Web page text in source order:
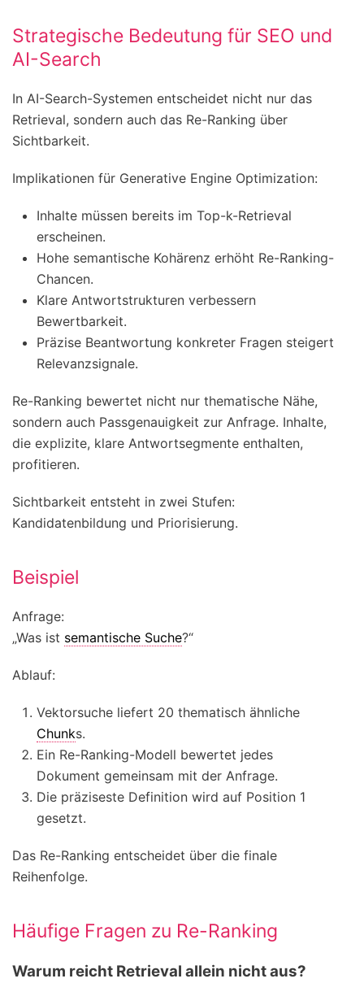
Strategische Bedeutung für SEO und
AI-Search
In AI-Search-Systemen entscheidet nicht nur das
Retrieval, sondern auch das Re-Ranking über
Sichtbarkeit.
Implikationen für Generative Engine Optimization:
Inhalte müssen bereits im Top-k-Retrieval
erscheinen.
Hohe semantische Kohärenz erhöht Re-Ranking-
Chancen.
Klare Antwortstrukturen verbessern
Bewertbarkeit.
Präzise Beantwortung konkreter Fragen steigert
Relevanzsignale.
Re-Ranking bewertet nicht nur thematische Nähe,
sondern auch Passgenauigkeit zur Anfrage. Inhalte,
die explizite, klare Antwortsegmente enthalten,
profitieren.
Sichtbarkeit entsteht in zwei Stufen:
Kandidatenbildung und Priorisierung.
Beispiel
Anfrage:
„Was ist semantische Suche?“
Ablauf:
Vektorsuche liefert 20 thematisch ähnliche
Chunks.
Ein Re-Ranking-Modell bewertet jedes
Dokument gemeinsam mit der Anfrage.
Die präziseste Definition wird auf Position 1
gesetzt.
Das Re-Ranking entscheidet über die finale
Reihenfolge.
Häufige Fragen zu Re-Ranking
Warum reicht Retrieval allein nicht aus?